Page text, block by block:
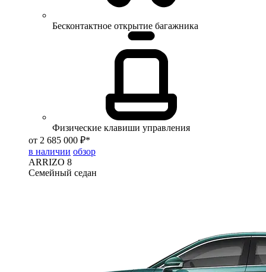
Бесконтактное открытие багажника
Физические клавиши управления
от 2 685 000 ₽*
в наличии обзор
ARRIZO 8
Семейный седан